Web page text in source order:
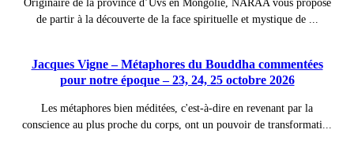
Originaire de la province d’Uvs en Mongolie, NARAA vous propose
de partir à la découverte de la face spirituelle et mystique de ...
Jacques Vigne – Métaphores du Bouddha commentées
pour notre époque – 23, 24, 25 octobre 2026
Les métaphores bien méditées, c'est-à-dire en revenant par la
conscience au plus proche du corps, ont un pouvoir de transformati...